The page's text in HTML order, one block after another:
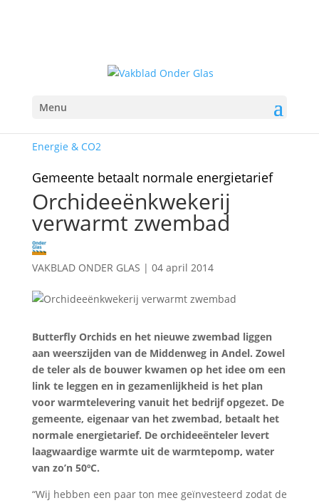
Menu
Energie & CO2
Gemeente betaalt normale energietarief
Orchideeënkwekerij
verwarmt zwembad
VAKBLAD ONDER GLAS | 04 april 2014
Butterfly Orchids en het nieuwe zwembad liggen
aan weerszijden van de Middenweg in Andel. Zowel
de teler als de bouwer kwamen op het idee om een
link te leggen en in gezamenlijkheid is het plan
voor warmtelevering vanuit het bedrijf opgezet. De
gemeente, eigenaar van het zwembad, betaalt het
normale energietarief. De orchideeënteler levert
laagwaardige warmte uit de warmtepomp, water
van zo’n 50ºC.
“Wij hebben een paar ton mee geïnvesteerd zodat de